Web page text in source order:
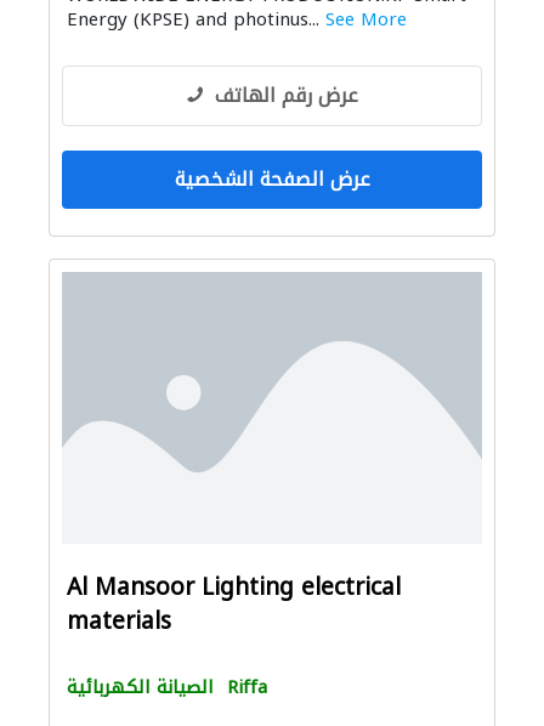
Energy (KPSE) and photinus... See More
عرض رقم الهاتف
عرض الصفحة الشخصية
Al Mansoor Lighting electrical
materials
الصيانة الكهربائية Riffa